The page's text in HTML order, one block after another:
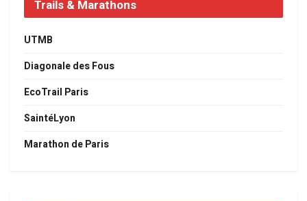
Trails & Marathons
UTMB
Diagonale des Fous
EcoTrail Paris
SaintéLyon
Marathon de Paris